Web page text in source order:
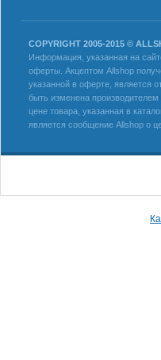
COPYRIGHT 2005-2015 ©
Информация, указанная на
оферты. Акцептом Allshop
указанной в оферте, является
быть изменена
цене товара, указанная в
является сообщение Allshop о